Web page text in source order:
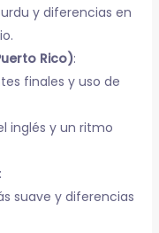
y diferencias en
Rico):
finales y uso de
inglés y un ritmo
suave y diferencias